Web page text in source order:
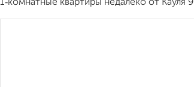
1‑комнатные квартиры недалеко от Кауля 9